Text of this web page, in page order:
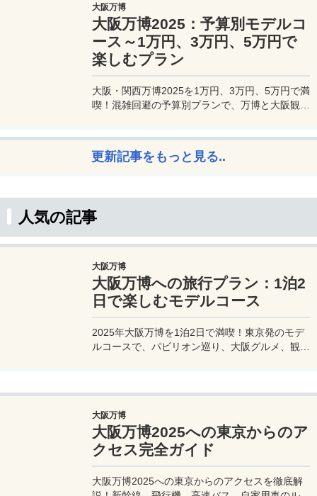
最適です。初年度の年会費無料も魅力。ステータ
スと実用性を兼ね備えたビジネスカードで、あな
たのビジネスをワンランクアップさせませんか？
大阪万博
大阪万博2025：予算別モデルコ
ース～1万円、3万円、5万円で
楽しむプラン
大阪・関西万博2025を1万円、3万円、5万円で満
喫！混雑回避の予算別プランで、万博と大阪観光
更新記事をもっと見る..
人気の記事
大阪万博
大阪万博への旅行プラン：1泊2
日で楽しむモデルコース
2025年大阪万博を1泊2日で満喫！東京発のモデ
ルコースで、パビリオン巡り、大阪グルメ、観光
大阪万博
大阪万博2025への東京からのア
クセス完全ガイド
大阪万博2025への東京からのアクセスを徹底解